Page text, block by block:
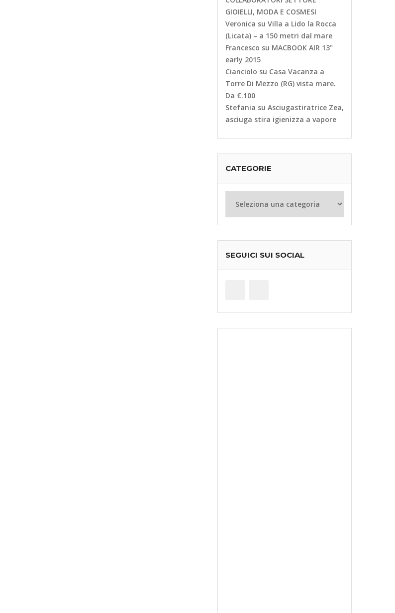
GIOIELLI, MODA E COSMESI
Veronica su Villa a Lido la Rocca
(Licata) – a 150 metri dal mare
Francesco su MACBOOK AIR 13"
early 2015
Cianciolo su Casa Vacanza a
Torre Di Mezzo (RG) vista mare.
Da €.100
Stefania su Asciugastiratrice Zea,
asciuga stira igienizza a vapore
CATEGORIE
Categorie
SEGUICI SUI SOCIAL